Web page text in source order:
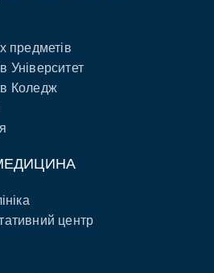
предметів
Університет
Коледж
центр